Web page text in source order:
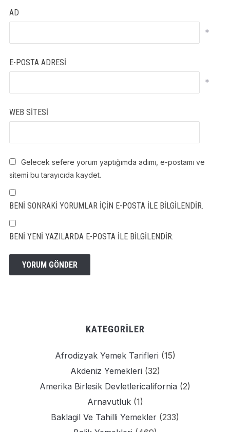
AD
*
E-POSTA ADRESI
*
WEB SITESI
Gelecek sefere yorum yaptığımda adımı, e-postamı ve
sitemi bu tarayıcıda kaydet.
BENI SONRAKI YORUMLAR IÇIN E-POSTA ILE BILGILENDIR.
BENI YENI YAZILARDA E-POSTA ILE BILGILENDIR.
KATEGORILER
Afrodizyak Yemek Tarifleri (15)
Akdeniz Yemekleri (32)
Amerika Birlesik Devletlericalifornia (2)
Arnavutluk(1)
Baklagil Ve Tahilli Yemekler (233)